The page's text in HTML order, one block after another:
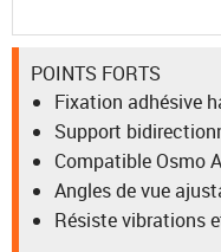
POINTS FORTS
Fixation adhésive
Support
Compatible Osmo
Angles de vue
Résiste vibrations